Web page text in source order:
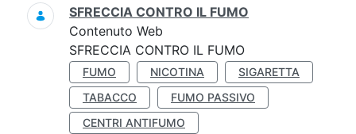
SFRECCIA CONTRO IL FUMO
Contenuto Web
SFRECCIA CONTRO IL FUMO
FUMO NICOTINA
SIGARETTA
TABACCO
FUMO PASSIVO
CENTRI ANTIFUMO